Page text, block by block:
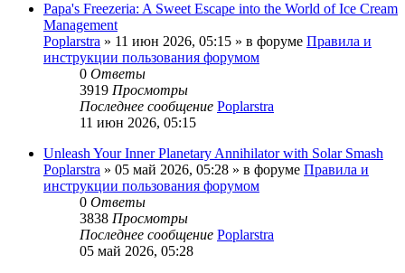
Papa's Freezeria: A Sweet Escape into the World of Ice Cream
Management
Poplarstra » 11 июн 2026, 05:15 » в форуме Правила и
инструкции пользования форумом
0 Ответы
3919 Просмотры
Последнее сообщение Poplarstra
11 июн 2026, 05:15
Unleash Your Inner Planetary Annihilator with Solar Smash
Poplarstra » 05 май 2026, 05:28 » в форуме Правила и
инструкции пользования форумом
0 Ответы
3838 Просмотры
Последнее сообщение Poplarstra
05 май 2026, 05:28